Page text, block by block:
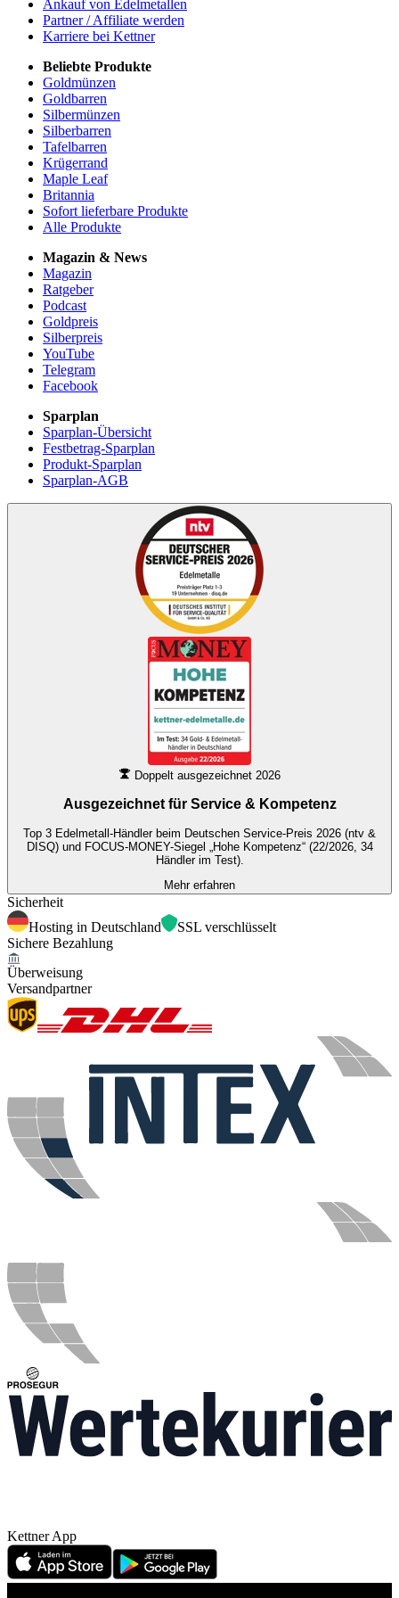
Ankauf von Edelmetallen
Partner / Affiliate werden
Karriere bei Kettner
Beliebte Produkte
Goldmünzen
Goldbarren
Silbermünzen
Silberbarren
Tafelbarren
Krügerrand
Maple Leaf
Britannia
Sofort lieferbare Produkte
Alle Produkte
Magazin & News
Magazin
Ratgeber
Podcast
Goldpreis
Silberpreis
YouTube
Telegram
Facebook
Sparplan
Sparplan-Übersicht
Festbetrag-Sparplan
Produkt-Sparplan
Sparplan-AGB
Doppelt ausgezeichnet 2026
Ausgezeichnet für Service & Kompetenz
Top 3 Edelmetall-Händler beim Deutschen Service-Preis 2026 (ntv &
DISQ) und FOCUS-MONEY-Siegel „Hohe Kompetenz“ (22/2026, 34
Händler im Test).
Mehr erfahren
Sicherheit
Hosting in Deutschland
SSL verschlüsselt
Sichere Bezahlung
Überweisung
Versandpartner
Kettner App